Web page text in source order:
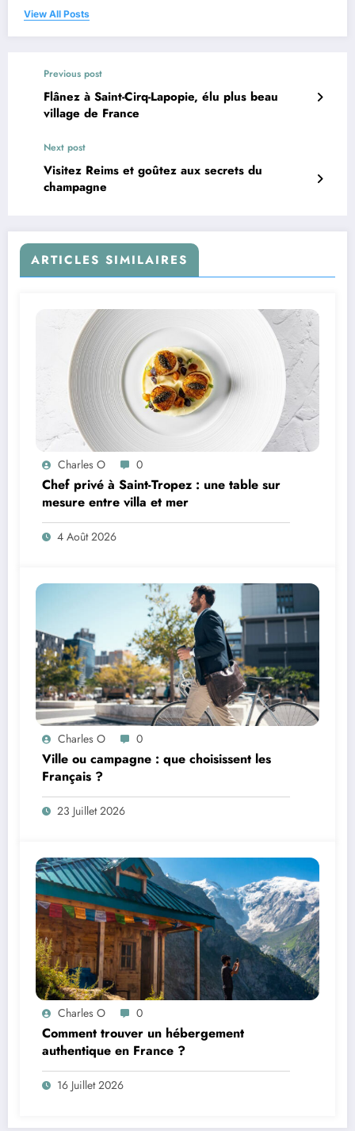
View All Posts
Previous post
Flânez à Saint-Cirq-Lapopie, élu plus beau
village de France
Next post
Visitez Reims et goûtez aux secrets du
champagne
ARTICLES SIMILAIRES
Charles O 0
Chef privé à Saint-Tropez : une table sur
mesure entre villa et mer
4 Août 2026
Charles O 0
Ville ou campagne : que choisissent les
Français ?
23 Juillet 2026
Charles O 0
Comment trouver un hébergement
authentique en France ?
16 Juillet 2026